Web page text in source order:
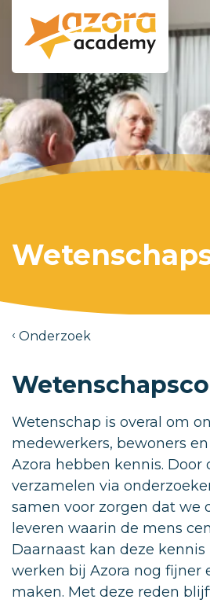
Onderzoek
Wetenschap is overal om
medewerkers, bewoners
Azora hebben kennis. Door
verzamelen via
samen voor zorgen dat we
leveren waarin de mens
Daarnaast kan deze
werken bij Azora nog fijner
maken. Met deze reden